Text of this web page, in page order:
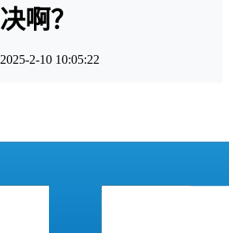
决啊？
2025-2-10 10:05:22